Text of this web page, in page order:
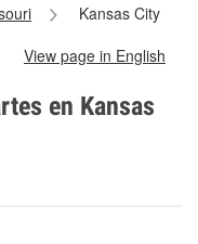
Kansas City
View page in English
en Kansas